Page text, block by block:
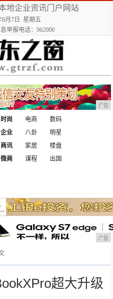
地企业资讯门户网站
8月7日 星期五
举报电话：962000
广告
时尚 电商
数码
企业
八卦
明星
商讯 家居
楼盘
微商
课程
出国
广告
超大升级